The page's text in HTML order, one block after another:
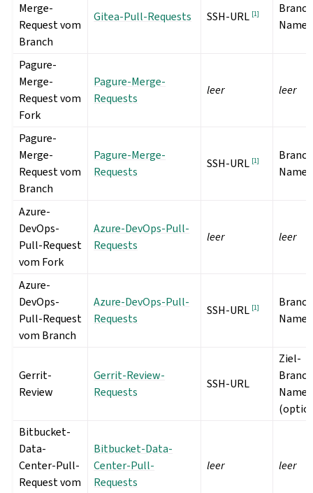
Merge-
Request vom
Branch
Gitea-Pull-Requests SSH-URL [1]
Name
Pagure-
Merge-
Request vom
Fork
Pagure-Merge-
Requests
leer leer
Pagure-
Merge-
Request vom
Branch
Pagure-Merge-
Requests
SSH-URL [1]
Name
Azure-
DevOps-
Pull-Request
vom Fork
Azure-DevOps-Pull-
Requests
leer leer
Azure-
DevOps-
Pull-Request
vom Branch
Azure-DevOps-Pull-
Requests
SSH-URL [1]
Name
Gerrit-
Review
Gerrit-Review-
Requests
SSH-URL
Ziel-
Name
Bitbucket-
Data-
Center-Pull-
Request vom
Bitbucket-Data-
Center-Pull-
Requests
leer leer